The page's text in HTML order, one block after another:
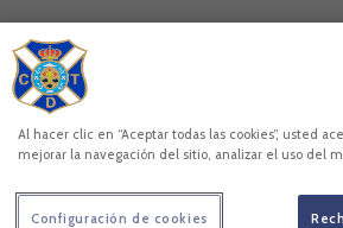
Al hacer clic en “Aceptar todas las cookies”, usted
mejorar la navegación del sitio, analizar el uso del
Configuración de cookies